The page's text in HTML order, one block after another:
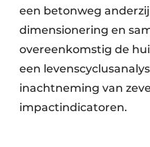
een betonweg
dimensionering en
overeenkomstig de
een
inachtneming van
impactindicatoren.